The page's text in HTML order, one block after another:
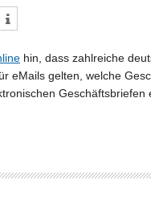
hin, dass zahlreiche
gelten, welche
Geschäftsbriefen